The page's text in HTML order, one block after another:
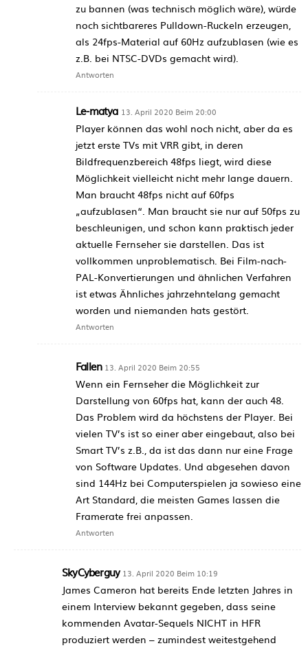
zu bannen (was technisch möglich wäre), würde
noch sichtbareres Pulldown-Ruckeln erzeugen,
als 24fps-Material auf 60Hz aufzublasen (wie es
z.B. bei NTSC-DVDs gemacht wird).
Antworten
Le-matya 13. April 2020 Beim 20:00
Player können das wohl noch nicht, aber da es
jetzt erste TVs mit VRR gibt, in deren
Bildfrequenzbereich 48fps liegt, wird diese
Möglichkeit vielleicht nicht mehr lange dauern.
Man braucht 48fps nicht auf 60fps
„aufzublasen“. Man braucht sie nur auf 50fps zu
beschleunigen, und schon kann praktisch jeder
aktuelle Fernseher sie darstellen. Das ist
vollkommen unproblematisch. Bei Film-nach-
PAL-Konvertierungen und ähnlichen Verfahren
ist etwas Ähnliches jahrzehntelang gemacht
worden und niemanden hats gestört.
Antworten
Fallen 13. April 2020 Beim 20:55
Wenn ein Fernseher die Möglichkeit zur
Darstellung von 60fps hat, kann der auch 48.
Das Problem wird da höchstens der Player. Bei
vielen TV’s ist so einer aber eingebaut, also bei
Smart TV’s z.B., da ist das dann nur eine Frage
von Software Updates. Und abgesehen davon
sind 144Hz bei Computerspielen ja sowieso eine
Art Standard, die meisten Games lassen die
Framerate frei anpassen.
Antworten
SkyCyberguy 13. April 2020 Beim 10:19
James Cameron hat bereits Ende letzten Jahres in
einem Interview bekannt gegeben, dass seine
kommenden Avatar-Sequels NICHT in HFR
produziert werden – zumindest weitestgehend